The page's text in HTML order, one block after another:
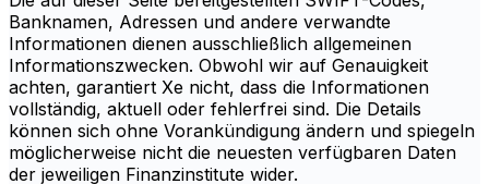
Banknamen, Adressen und andere verwandte
Informationen dienen ausschließlich allgemeinen
Informationszwecken. Obwohl wir auf Genauigkeit
achten, garantiert Xe nicht, dass die Informationen
vollständig, aktuell oder fehlerfrei sind. Die Details
können sich ohne Vorankündigung ändern und spiegeln
möglicherweise nicht die neuesten verfügbaren Daten
der jeweiligen Finanzinstitute wider.